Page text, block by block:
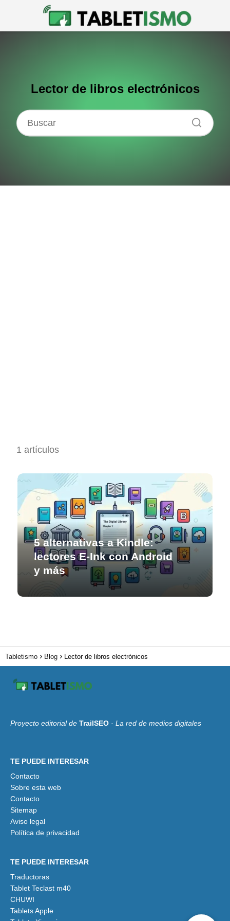
Lector de libros electrónicos
1 artículos
5 alternativas a Kindle:
lectores E-Ink con Android
y más
Tabletismo Blog Lector de libros electrónicos
Proyecto editorial de TrailSEO · La red de medios digitales
TE PUEDE INTERESAR
Contacto
Sobre esta web
Contacto
Sitemap
Aviso legal
Política de privacidad
TE PUEDE INTERESAR
Traductoras
Tablet Teclast m40
CHUWI
Tablets Apple